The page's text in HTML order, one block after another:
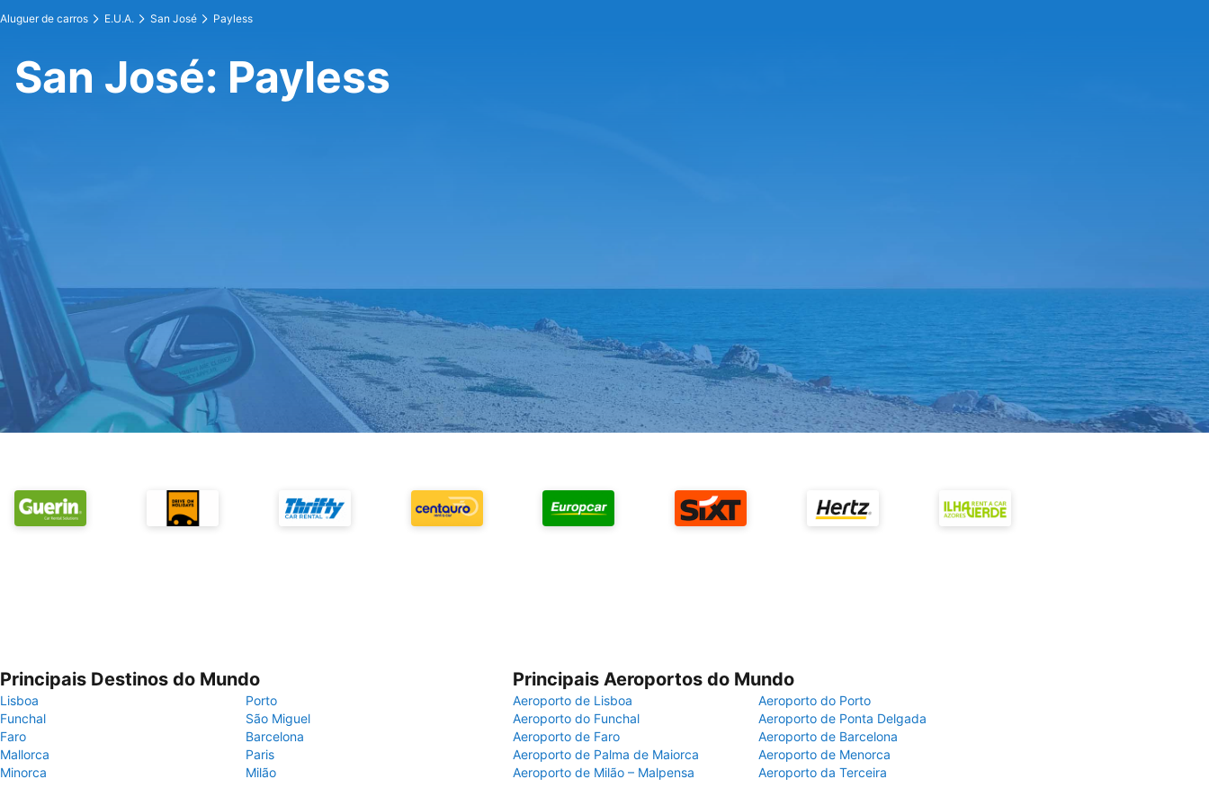
Aluguer de carros E.U.A. San José Payless
San José: Payless
Principais Destinos do Mundo
Lisboa
Porto
Funchal
São Miguel
Faro
Barcelona
Mallorca
Paris
Minorca
Milão
Principais Aeroportos do Mundo
Aeroporto de Lisboa
Aeroporto do Porto
Aeroporto do Funchal
Aeroporto de Ponta Delgada
Aeroporto de Faro
Aeroporto de Barcelona
Aeroporto de Palma de Maiorca
Aeroporto de Menorca
Aeroporto de Milão – Malpensa
Aeroporto da Terceira